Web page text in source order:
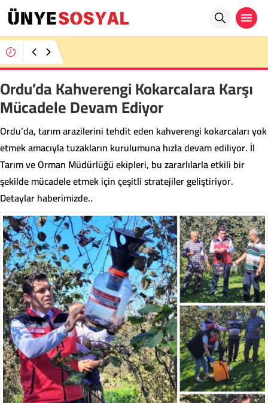
Ordu’da Kahverengi Kokarcalara Karşı
Mücadele Devam Ediyor
Ordu’da, tarım arazilerini tehdit eden kahverengi kokarcaları yok
etmek amacıyla tuzakların kurulumuna hızla devam ediliyor. İl
Tarım ve Orman Müdürlüğü ekipleri, bu zararlılarla etkili bir
şekilde mücadele etmek için çeşitli stratejiler geliştiriyor.
Detaylar haberimizde..